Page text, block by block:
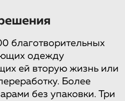
благотворительных
одежду
ей вторую жизнь или
Более
без упаковки. Три